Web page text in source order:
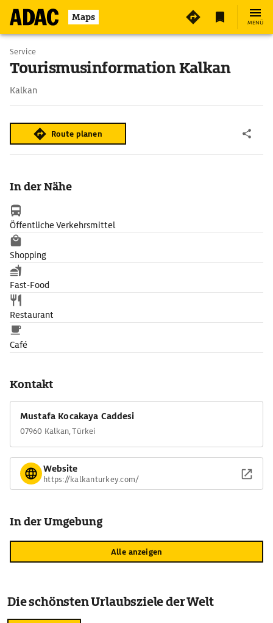
Maps MENÜ
Service
Tourismusinformation Kalkan
Kalkan
Route planen
In der Nähe
Öffentliche Verkehrsmittel
Shopping
Fast-Food
Restaurant
Café
Kontakt
Mustafa Kocakaya Caddesi
07960 Kalkan, Türkei
Website
https://kalkanturkey.com/
In der Umgebung
Alle anzeigen
Die schönsten Urlaubsziele der Welt